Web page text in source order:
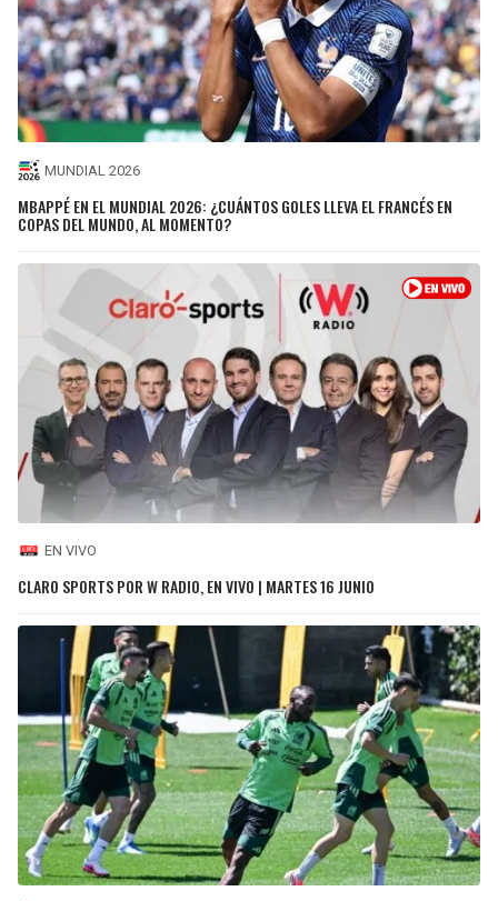
MUNDIAL 2026
MBAPPÉ EN EL MUNDIAL 2026: ¿CUÁNTOS GOLES LLEVA EL FRANCÉS EN
COPAS DEL MUNDO, AL MOMENTO?
EN VIVO
CLARO SPORTS POR W RADIO, EN VIVO | MARTES 16 JUNIO